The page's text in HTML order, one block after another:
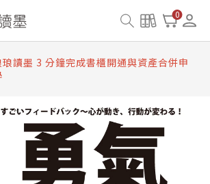
0
讀墨書櫃開通常見問題
讀墨 3 分鐘完成書櫃開通與資產合併申
琅書店服務升級重要說明及資產合併結果